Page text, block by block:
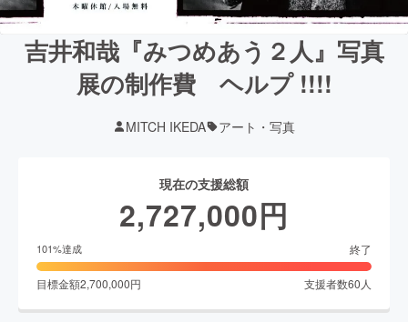
吉井和哉『みつめあう２人』写真
展の制作費 ヘルプ !!!!
MITCH IKEDA アート・写真
現在の支援総額
2,727,000円
101%達成 終了
目標金額2,700,000円 支援者数60 人